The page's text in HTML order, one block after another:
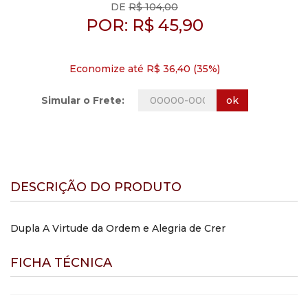
DE R$ 104,00
POR: R$ 45,90
Economize até R$ 36,40 (35%)
Simular o Frete: ok
DESCRIÇÃO DO PRODUTO
Dupla A Virtude da Ordem e Alegria de Crer
FICHA TÉCNICA